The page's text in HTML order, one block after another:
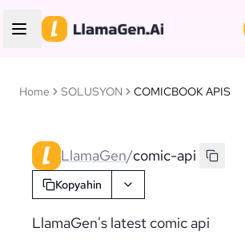
Home SOLUSYON COMICBOOK APIS
LlamaGen/comic-api
Kopyahin
LlamaGen's latest comic api